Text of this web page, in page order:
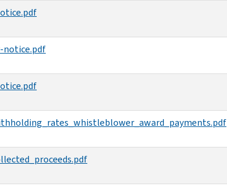
notice.pdf